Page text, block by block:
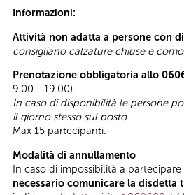
Informazioni:
Attività non adatta a persone con
consigliano calzature chiuse e
Prenotazione obbligatoria allo
9.00 - 19.00).
In caso di disponibilità le persone
il giorno stesso sul posto
Max 15 partecipanti.
Modalità di annullamento
In caso di impossibilità a
necessario comunicare la disdetta